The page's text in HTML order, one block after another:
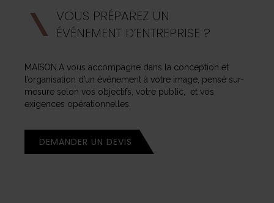
VOUS PRÉPAREZ UN
ÉVÉNEMENT D’ENTREPRISE ?
MAISON.A vous accompagne dans la conception et
l’organisation d’un événement à votre image, pensé sur-
mesure selon vos objectifs, votre public, et vos
exigences opérationnelles.
DEMANDER UN DEVIS